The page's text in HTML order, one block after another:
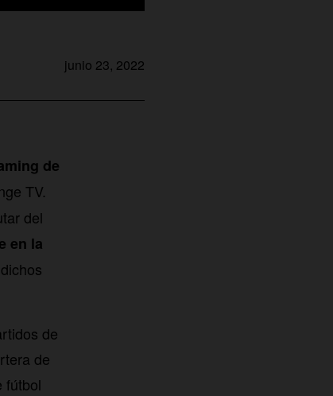
junio 23, 2022
de
TV.
del
en la
de
de
fútbol